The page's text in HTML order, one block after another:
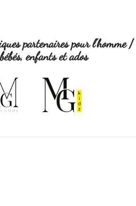
partenaires pour l'homme /
enfants et ados